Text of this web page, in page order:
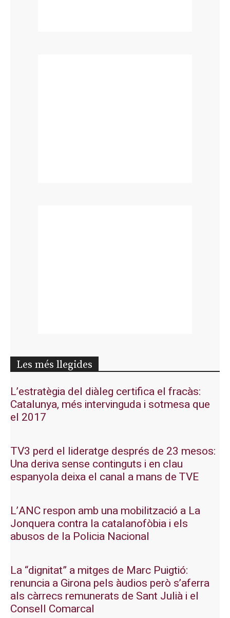
Les més llegides
L’estratègia del diàleg certifica el fracàs:
Catalunya, més intervinguda i sotmesa que
el 2017
TV3 perd el lideratge després de 23 mesos:
Una deriva sense continguts i en clau
espanyola deixa el canal a mans de TVE
L’ANC respon amb una mobilització a La
Jonquera contra la catalanofòbia i els
abusos de la Policia Nacional
La “dignitat” a mitges de Marc Puigtió:
renuncia a Girona pels àudios però s’aferra
als càrrecs remunerats de Sant Julià i el
Consell Comarcal